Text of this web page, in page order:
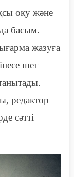
оқу және
басым.
жазуға
шет
редактор
сәтті